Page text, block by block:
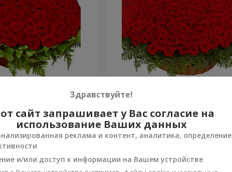
Заказать
501 красная роза
56 289 грн
Здравствуйте!
сайт запрашивает у Вас согласие на
использование Ваших данных
реклама и контент, аналитика, определение
и/или доступ к информации на Вашем устройстве